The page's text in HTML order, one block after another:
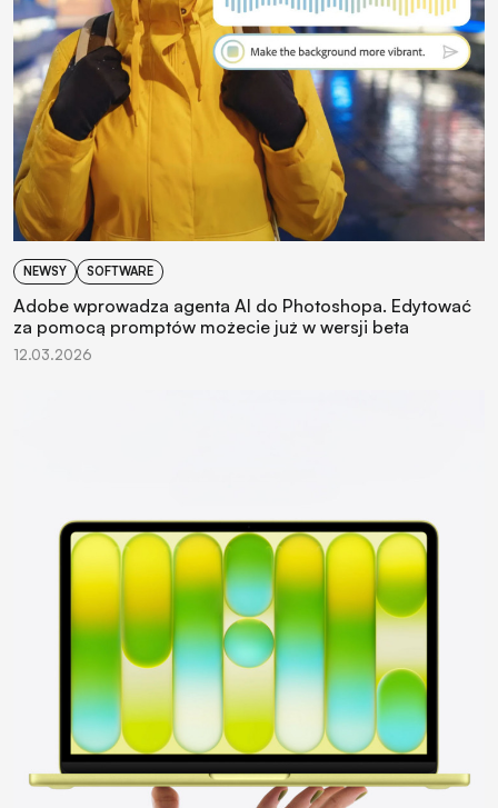
NEWSY SOFTWARE
Adobe wprowadza agenta AI do Photoshopa. Edytować
za pomocą promptów możecie już w wersji beta
12.03.2026